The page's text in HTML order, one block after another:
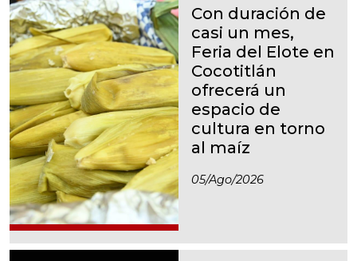
Con duración de
casi un mes,
Feria del Elote en
Cocotitlán
ofrecerá un
espacio de
cultura en torno
al maíz
05/ago/2026